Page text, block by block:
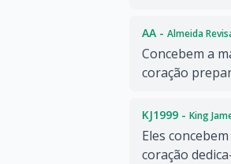
AA - Almeida
Concebem a
coração
KJ1999 - King
Eles
coração